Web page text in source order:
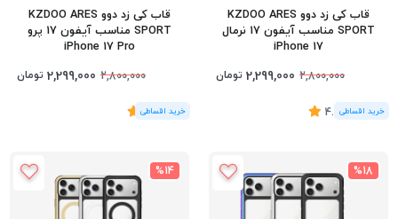
قاب کی زد دوو KZDOO ARES
SPORT مناسب آیفون 17 نرمال
iPhone 17
2,800,000
2,299,000 تومان
(4 رای)
4.25
قاب کی زد دوو KZDOO ARES
SPORT مناسب آیفون 17 پرو
iPhone 17 Pro
2,800,000
2,299,000 تومان
(1رای)
5
%18
%14